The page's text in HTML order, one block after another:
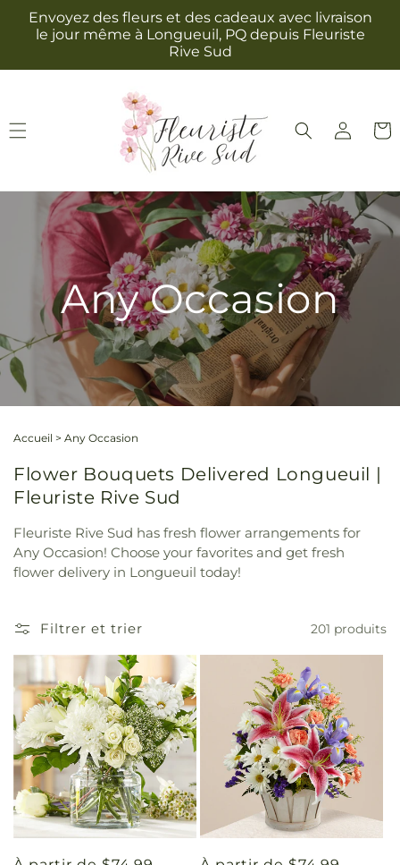
passer
au
Envoyez des fleurs et des cadeaux avec livraison
le jour même à Longueuil, PQ depuis Fleuriste
Rive Sud
Connexion
Any Occasion
Accueil > Any Occasion
Flower Bouquets Delivered Longueuil |
Fleuriste Rive Sud
Fleuriste Rive Sud has fresh flower arrangements for
Any Occasion! Choose your favorites and get fresh
flower delivery in Longueuil today!
Filtrer et trier 201 produits